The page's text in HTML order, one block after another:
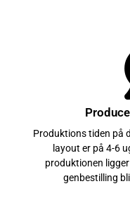
Produktions tiden på
layout er på 4-6
produktionen
genbestilling